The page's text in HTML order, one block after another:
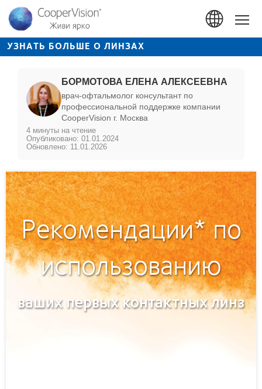
Перейти
основному
содержанию
УЗНАТЬ БОЛЬШЕ О ЛИНЗАХ
БОРМОТОВА ЕЛЕНА АЛЕКСЕЕВНА
врач-офтальмолог консультант по
профессиональной поддержке компании
CooperVision г. Москва
4 минуты на чтение
Опубликовано: 01.01.2024
Обновлено: 11.01.2026
Рекомендации* по
использованию
ваших первых контактных линз